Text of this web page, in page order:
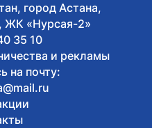
город Астана,
ЖК «Нурсая-2»
35 10
и рекламы
на почту: